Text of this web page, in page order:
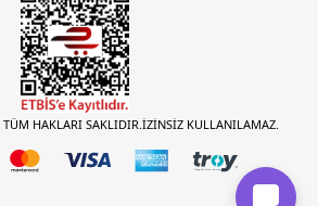
TÜM HAKLARI SAKLIDIR.İZİNSİZ KULLANILAMAZ.